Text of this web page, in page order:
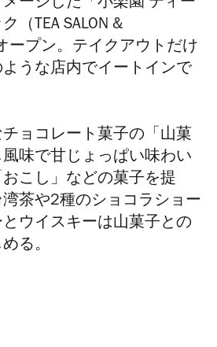
ージした「小楽園 ティー
（TEA SALON &
ープン。テイクアウトだけ
ような店内でイートインで
ョコレート菓子の「山菓
味で甘じょっぱい味わい
こし」などの菓子を提
茶や2種のショコラショー
ウイスキーは山菓子との
る。